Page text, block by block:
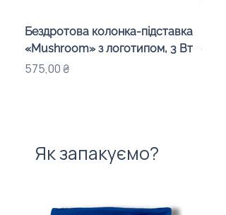
Бездротова колонка-підставка
«Mushroom» з логотипом, 3 Вт
Ціна
575,00 ₴
Як запакуємо?